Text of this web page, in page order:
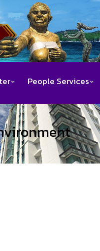
People Services